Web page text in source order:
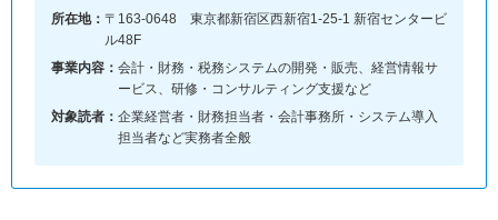
所在地： 〒163-0648 東京都新宿区西新宿1-25-1 新宿センタービ
ル48F
事業内容： 会計・財務・税務システムの開発・販売、経営情報サ
ービス、研修・コンサルティング支援など
対象読者： 企業経営者・財務担当者・会計事務所・システム導入
担当者など実務者全般